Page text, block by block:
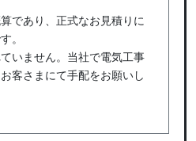
であり、正式なお見積りに
。
いません。当社で電気工事
客さまにて手配をお願いし